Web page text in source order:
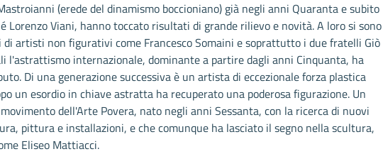
(erede del dinamismo boccioniano) già negli anni Quaranta e subito
Lorenzo Viani, hanno toccato risultati di grande rilievo e novità. A loro si sono
artisti non figurativi come Francesco Somaini e soprattutto i due fratelli Giò
l'astrattismo internazionale, dominante a partire dagli anni Cinquanta, ha
Di una generazione successiva è un artista di eccezionale forza plastica
un esordio in chiave astratta ha recuperato una poderosa figurazione. Un
dell'Arte Povera, nato negli anni Sessanta, con la ricerca di nuovi
pittura e installazioni, e che comunque ha lasciato il segno nella scultura,
Eliseo Mattiacci.